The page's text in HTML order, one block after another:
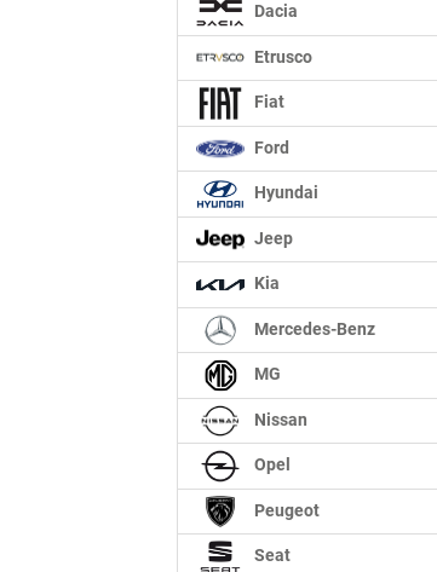
Dacia
Etrusco
Fiat
Ford
Hyundai
Jeep
Kia
Mercedes-Benz
MG
Nissan
Opel
Peugeot
Seat